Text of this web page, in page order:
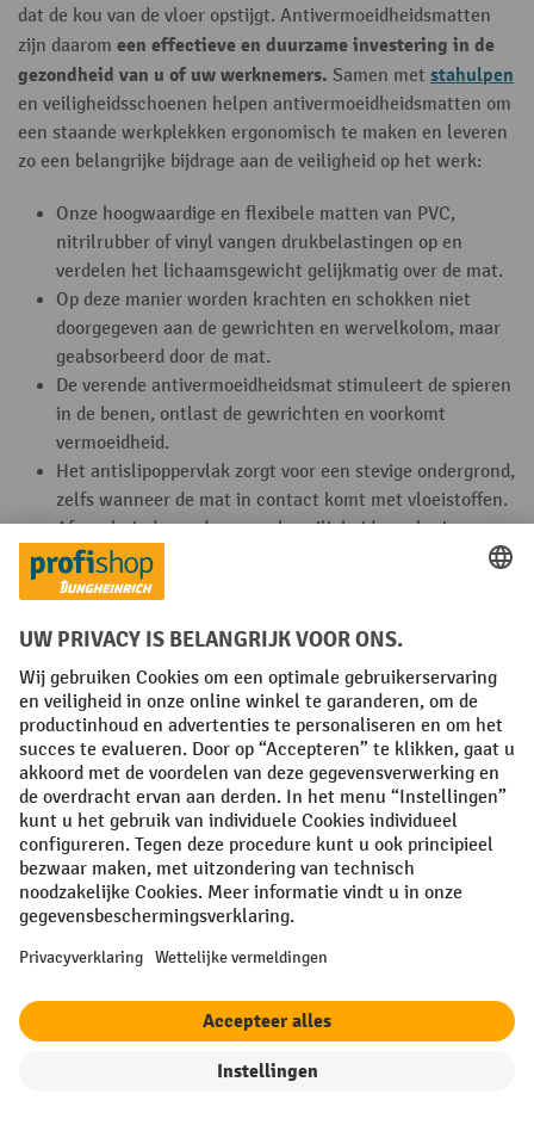
Sorteren op
dat de kou van de vloer opstijgt. Antivermoeidheidsmatten
zijn daarom een effectieve en duurzame investering in de
gezondheid van u of uw werknemers. Samen met stahulpen
en veiligheidsschoenen helpen antivermoeidheidsmatten om
een staande werkplekken ergonomisch te maken en leveren
zo een belangrijke bijdrage aan de veiligheid op het werk:
Onze hoogwaardige en flexibele matten van PVC,
nitrilrubber of vinyl vangen drukbelastingen op en
verdelen het lichaamsgewicht gelijkmatig over de mat.
Op deze manier worden krachten en schokken niet
doorgegeven aan de gewrichten en wervelkolom, maar
geabsorbeerd door de mat.
De verende antivermoeidheidsmat stimuleert de spieren
in de benen, ontlast de gewrichten en voorkomt
vermoeidheid.
Het antislipoppervlak zorgt voor een stevige ondergrond,
zelfs wanneer de mat in contact komt met vloeistoffen.
Afgeschuinde randen en gele veiligheidsmarkeringen
voorkomen dat u struikelt.
maat gesneden, als losse matten in verschillende maten of
in de vorm van een modulair tegelsysteem. Bovendien kunt u
bij ons antivermoeidheidsmatten kopen in verschillende
uitvoeringen, die aansluiten op de eigenschappen van de
werkplek in kwestie.
1. Antivermoeidheidsmatten kiezen: de
gebruiksduur
Een antivermoeidheidsmat voor de industrie, handel of
productie moet weerbarstig zijn en lang meegaan. Alleen zo
eigenschappen. Het belangrijkste criterium is het aantal
lagen in de mat. Terwijl antivermoeidheidsmatten met één
laag geschikt zijn als basisuitrusting voor een normale